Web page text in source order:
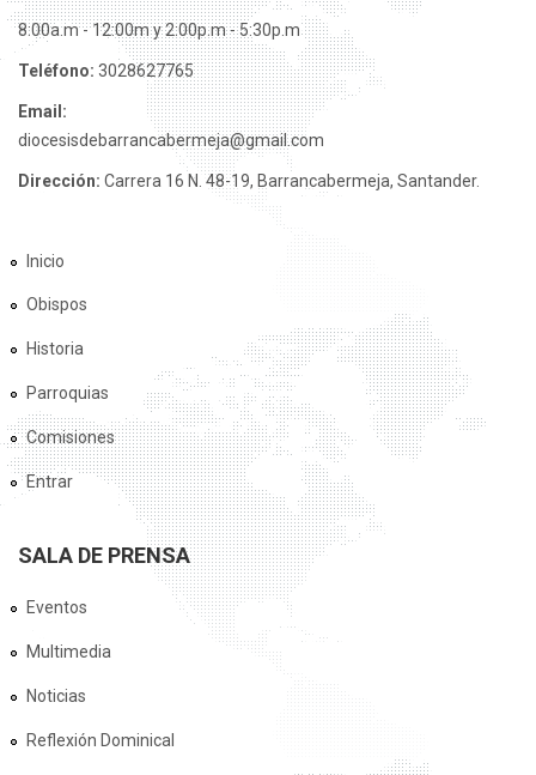
8:00a.m - 12:00m y 2:00p.m - 5:30p.m
Teléfono: 3028627765
Email:
diocesisdebarrancabermeja@gmail.com
Dirección: Carrera 16 N. 48-19, Barrancabermeja, Santander.
Inicio
Obispos
Historia
Parroquias
Comisiones
Entrar
SALA DE PRENSA
Eventos
Multimedia
Noticias
Reflexión Dominical